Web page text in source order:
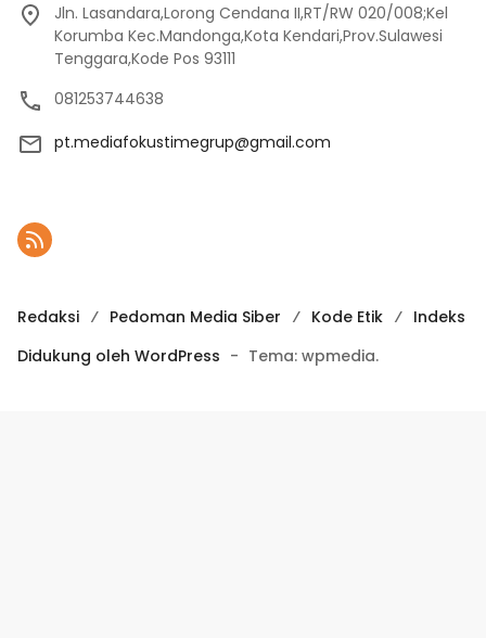
Jln. Lasandara,Lorong Cendana II,RT/RW 020/008;Kel
Korumba Kec.Mandonga,Kota Kendari,Prov.Sulawesi
Tenggara,Kode Pos 93111
081253744638
pt.mediafokustimegrup@gmail.com
Redaksi Pedoman Media Siber Kode Etik
Indeks
Didukung oleh WordPress - Tema: wpmedia.